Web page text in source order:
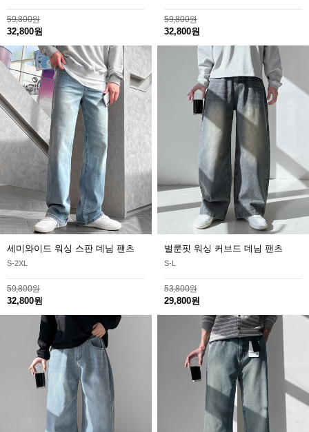
59,800원
32,800원
59,800원
32,800원
세미와이드 워싱 스판 데님 팬츠
S-2XL
59,800원
32,800원
벌룬핏 워싱 커브드 데님 팬츠
S-L
53,800원
29,800원